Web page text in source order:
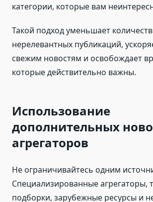
категории, которые вам
Такой подход уменьшает
нерелевантных публикаций,
свежим новостям и освобождает
которые действительно важны.
Использование
дополнительных
агрегаторов
Не ограничивайтесь одним
Специализированные агрегаторы,
подборки, зарубежные ресурсы и